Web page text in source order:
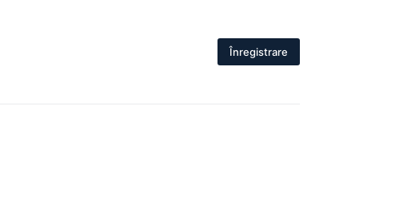
Înregistrare